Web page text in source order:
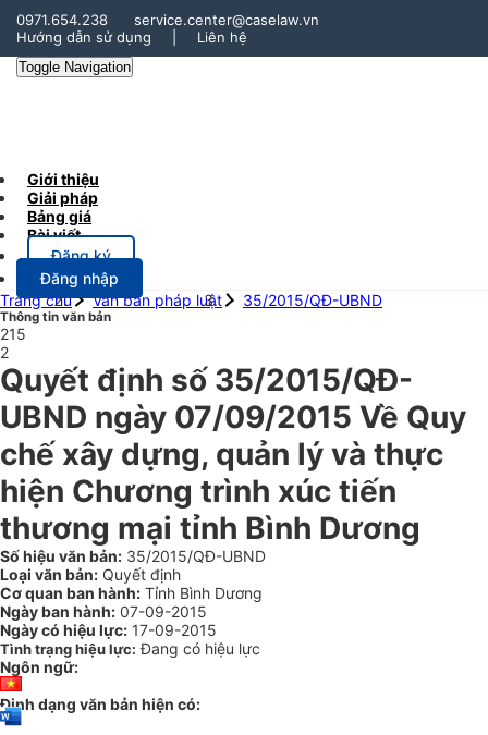
0971.654.238
service.center@caselaw.vn
Hướng dẫn sử dụng
Liên hệ
Toggle Navigation
Giới thiệu
Giải pháp
Bảng giá
Bài viết
Đăng ký
Đăng nhập
Trang chủ
Văn bản pháp luật 35/2015/QĐ-UBND
Thông tin văn bản
215
2
Quyết định số 35/2015/QĐ-
UBND ngày 07/09/2015 Về Quy
chế xây dựng, quản lý và thực
hiện Chương trình xúc tiến
thương mại tỉnh Bình Dương
Số hiệu văn bản: 35/2015/QĐ-UBND
Loại văn bản: Quyết định
Cơ quan ban hành: Tỉnh Bình Dương
Ngày ban hành: 07-09-2015
Ngày có hiệu lực: 17-09-2015
Tình trạng hiệu lực: Đang có hiệu lực
Ngôn ngữ:
Định dạng văn bản hiện có: